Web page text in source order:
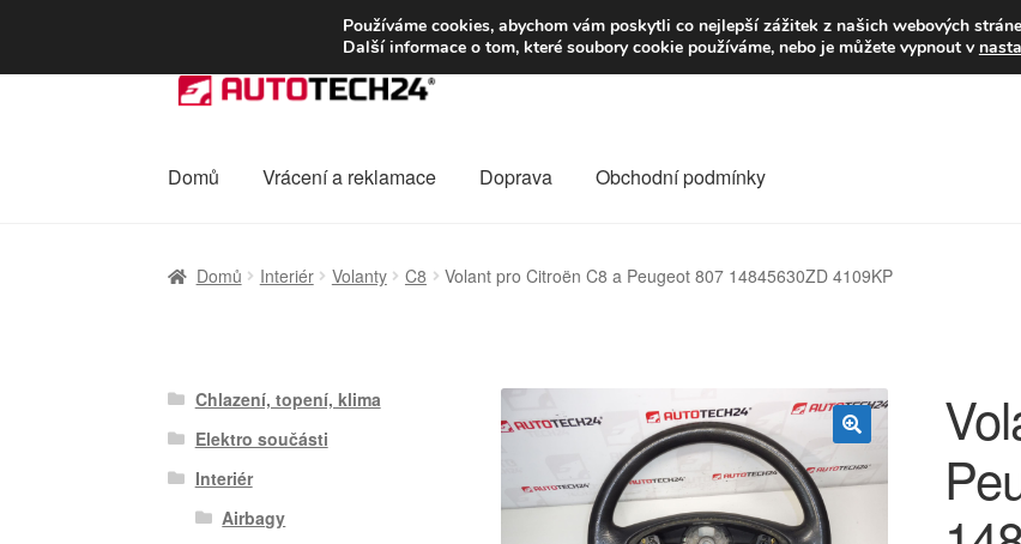
DOPRAVA od 139,-Kč
Přeskočit
na
Přejít
webu
Domů Vrácení a reklamace Doprava Obchodní podmínky
Domů Interiér Volanty C8 Volant pro Citroën C8 a Peugeot 807 14845630ZD 4109KP
🔍
Chlazení, topení, klima
Elektro součásti
Interiér
Airbagy
Používáme cookies, abychom vám poskytli co nejlepší zážitek z našich webových
Další informace o tom, které soubory cookie používáme, nebo je můžete vypnout v